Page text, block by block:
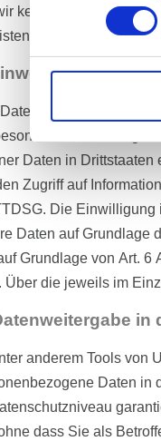
keine anderen
im letztgenannten
zu den
Daten in
Zugriff auf
Die
Daten auf Grundlage
Grundlage von Art. 6
Über die jeweils im
anderem Tools von
Daten in
dass Sie als